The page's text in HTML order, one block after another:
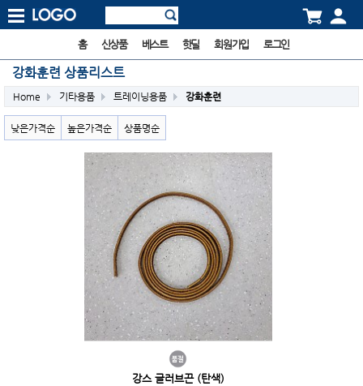
홈 신상품 베스트 핫딜 회원가입 로그인
강화훈련 상품리스트
Home 기타용품 트레이닝용품 강화훈련
낮은가격순 높은가격순 상품명순
강스 글러브끈 (탄색)